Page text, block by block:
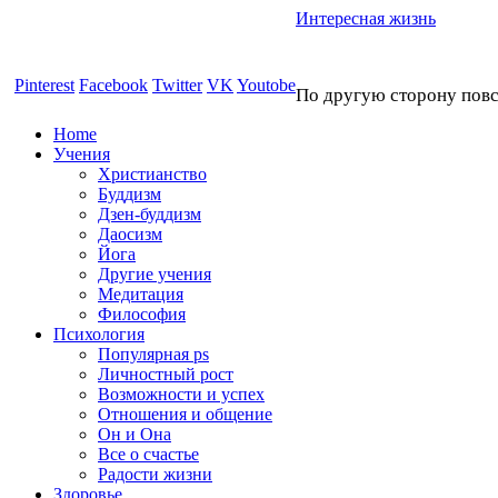
Pinterest Facebook Twitter VK Youtobe
Интересная жизнь
По другую сторону
Home
Учения
Христианство
Буддизм
Дзен-буддизм
Даосизм
Йога
Другие учения
Медитация
Философия
Психология
Популярная ps
Личностный рост
Возможности и успех
Отношения и общение
Он и Она
Все о счастье
Радости жизни
Здоровье